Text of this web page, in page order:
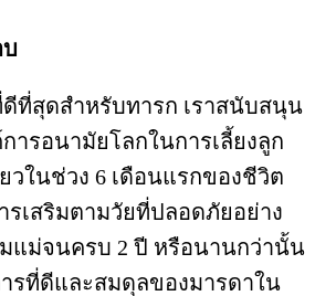
ที่สุดสำหรับทารก เราสนับสนุน
ารอนามัยโลกในการเลี้ยงลูก
วในช่วง 6 เดือนแรกของชีวิต
รเสริมตามวัยที่ปลอดภัยอย่าง
แม่จนครบ 2 ปี หรือนานกว่านั้น
รที่ดีและสมดุลของมารดาใน